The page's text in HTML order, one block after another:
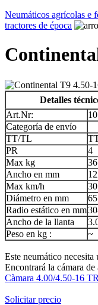
Neumáticos agrícolas e
tractores de época
Detalles
Art.Nr:
Categoría de envío
TT/TL
PR
4
Max kg
Ancho en mm
Max km/h
30
Diámetro en mm
Radio estático en mm
Ancho de la llanta
Peso en kg :
~
Este neumático necesita
Encontrará la cámara de
Càmara 4.00/4.50-16
Solicitar precio